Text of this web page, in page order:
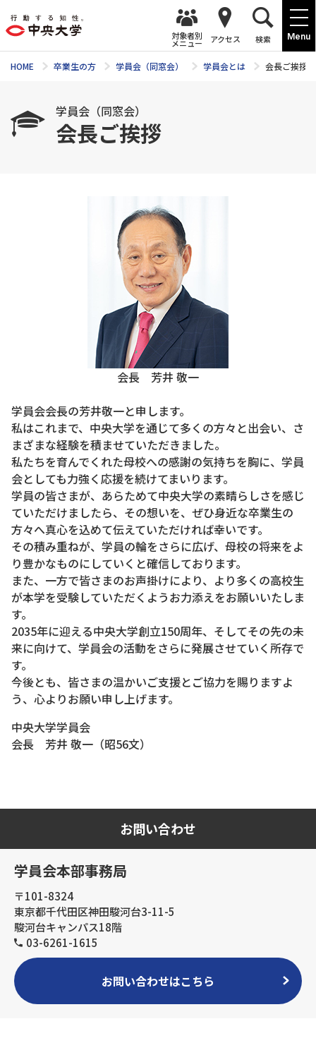
Menu
対象者別
メニュー アクセス 検索
HOME 卒業生の方 学員会（同窓会） 学員会とは 会長ご挨拶
学員会（同窓会）
会長ご挨拶
会長 芳井 敬一
学員会会長の芳井敬一と申します。
私はこれまで、中央大学を通じて多くの方々と出会い、さ
まざまな経験を積ませていただきました。
私たちを育んでくれた母校への感謝の気持ちを胸に、学員
会としても力強く応援を続けてまいります。
学員の皆さまが、あらためて中央大学の素晴らしさを感じ
ていただけましたら、その想いを、ぜひ身近な卒業生の
方々へ真心を込めて伝えていただければ幸いです。
その積み重ねが、学員の輪をさらに広げ、母校の将来をよ
り豊かなものにしていくと確信しております。
また、一方で皆さまのお声掛けにより、より多くの高校生
が本学を受験していただくようお力添えをお願いいたしま
す。
2035年に迎える中央大学創立150周年、そしてその先の未
来に向けて、学員会の活動をさらに発展させていく所存で
す。
今後とも、皆さまの温かいご支援とご協力を賜りますよ
う、心よりお願い申し上げます。
中央大学学員会
会長 芳井 敬一（昭56文）
お問い合わせ
学員会本部事務局
〒101-8324
東京都千代田区神田駿河台3-11-5
駿河台キャンパス18階
03-6261-1615
お問い合わせはこちら